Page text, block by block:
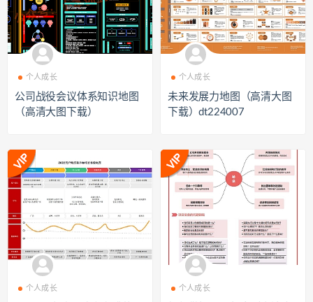
个人成长
公司战役会议体系知识地图
（高清大图下载）
个人成长
未来发展力地图（高清大图
下载）dt224007
个人成长 个人成长